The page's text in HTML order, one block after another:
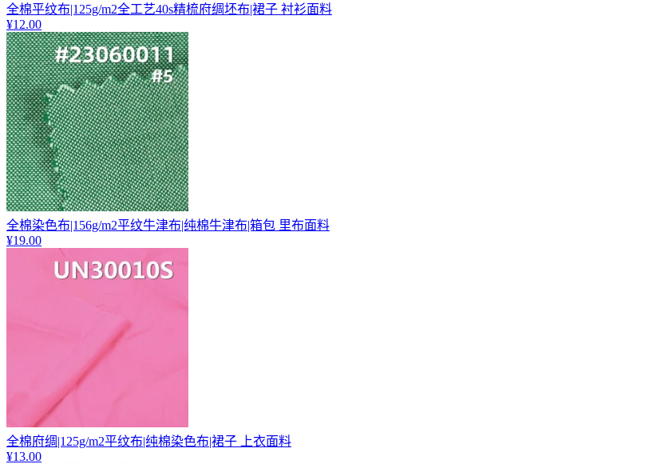
全棉平纹布|125g/m2全工艺40s精梳府绸坯布|裙子 衬衫面料
¥12.00
全棉染色布|156g/m2平纹牛津布|纯棉牛津布|箱包 里布面料
¥19.00
全棉府绸|125g/m2平纹布|纯棉染色布|裙子 上衣面料
¥13.00